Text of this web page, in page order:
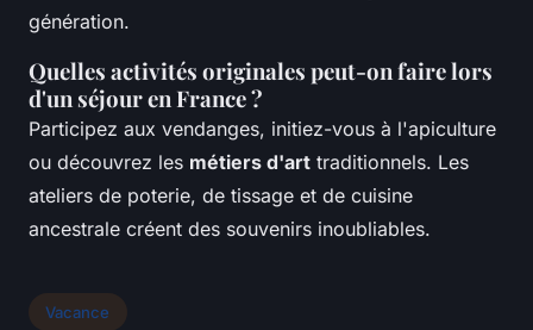
génération.
Quelles activités originales peut-on faire lors
d'un séjour en France ?
Participez aux vendanges, initiez-vous à l'apiculture
ou découvrez les métiers d'art traditionnels. Les
ateliers de poterie, de tissage et de cuisine
ancestrale créent des souvenirs inoubliables.
Vacance